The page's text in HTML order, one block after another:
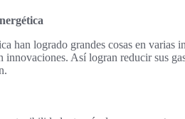
han logrado grandes cosas en varias
innovaciones. Así logran reducir sus